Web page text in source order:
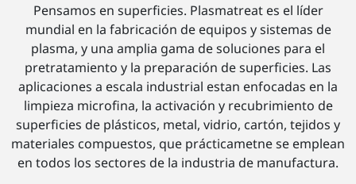
Pensamos en superficies. Plasmatreat es el líder
mundial en la fabricación de equipos y sistemas de
plasma, y una amplia gama de soluciones para el
pretratamiento y la preparación de superficies. Las
aplicaciones a escala industrial estan enfocadas en la
limpieza microfina, la activación y recubrimiento de
superficies de plásticos, metal, vidrio, cartón, tejidos y
materiales compuestos, que prácticametne se emplean
en todos los sectores de la industria de manufactura.